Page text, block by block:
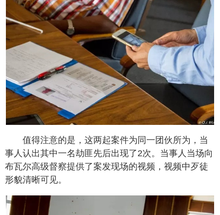
值得注意的是，这两起案件为同一团伙所为，当
事人认出其中一名劫匪先后出现了2次。当事人当场向
布瓦尔高级督察提供了案发现场的视频，视频中歹徒
形貌清晰可见。